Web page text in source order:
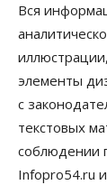
07 Августа
Общество
на
07 Августа
Жители
повысить
Вся
элементы
с
текстовых
соблюдении
Infopro54.ru